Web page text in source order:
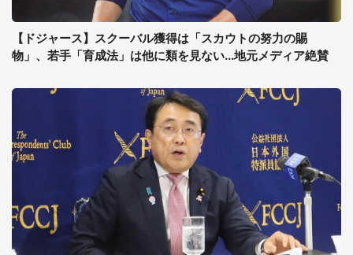
【ドジャース】スクーバル獲得は「スカウトの努力の賜
物」、若手「育成法」は他に類を見ない...地元メディア絶賛